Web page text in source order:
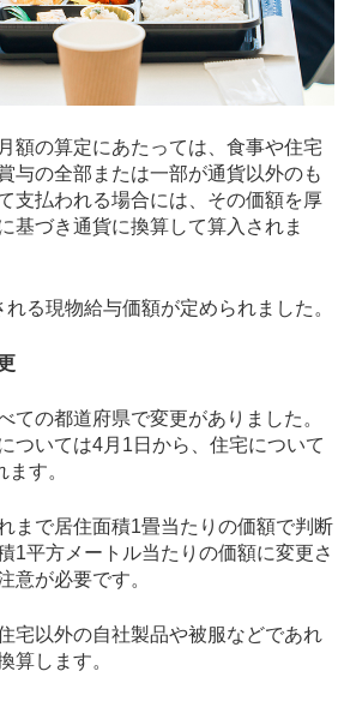
額の算定にあたっては、食事や住宅
与の全部または一部が通貨以外のも
支払われる場合には、その価額を厚
基づき通貨に換算して算入されま
る現物給与価額が定められました。
の都道府県で変更がありました。
ついては4月1日から、住宅について
す。
まで居住面積1畳当たりの価額で判断
1平方メートル当たりの価額に変更さ
意が必要です。
宅以外の自社製品や被服などであれ
算します。